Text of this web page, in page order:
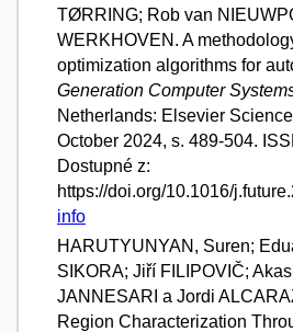
TØRRING; Rob van
WERKHOVEN. A
optimization algorithms for
Generation Computer
Netherlands: Elsevier
October 2024, s. 489-504.
Dostupné z:
https://doi.org/10.1016/
info
HARUTYUNYAN, Suren;
SIKORA; Jiří FILIPOVIČ;
JANNESARI a Jordi
Region Characterization